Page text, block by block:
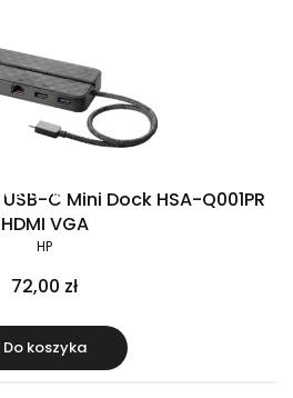
C Mini Dock HSA-Q001PR
HDMI VGA
HP
72,00 zł
Do koszyka